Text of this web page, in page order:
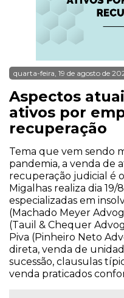
quarta-feira, 19 de agosto de
Aspectos
ativos por
recuperação
Tema que vem sendo
pandemia, a venda de
recuperação judicial é
Migalhas realiza dia 19/
especializadas em
(Machado Meyer
(Tauil & Chequer
Piva (Pinheiro Neto
direta, venda de
sucessão, clausulas
venda praticados